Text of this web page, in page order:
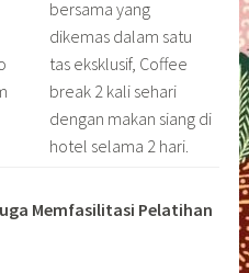
bersama yang
dikemas dalam satu
tas eksklusif, Coffee
break 2 kali sehari
dengan makan siang di
hotel selama 2 hari.
Memfasilitasi Pelatihan